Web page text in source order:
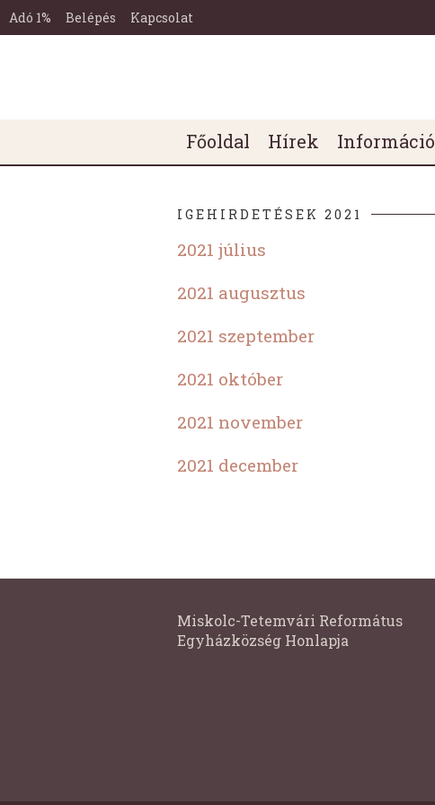
Miskolc-
Tetemvári
Református
Ugrás a tartalomra
Ugrás a láblécre
Adó 1% Belépés Kapcsolat
Főmenü
Főoldal Hírek Információ
IGEHIRDETÉSEK 2021
2021 július
2021 augusztus
2021 szeptember
2021 október
2021 november
2021 december
Miskolc-Tetemvári Református
Egyházközség Honlapja